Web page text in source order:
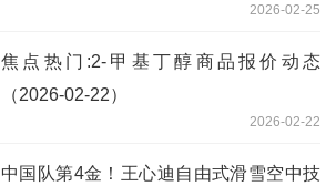
2026-02-25
焦点热门:2-甲基丁醇商品报价动态
（2026-02-22）
2026-02-22
中国队第4金！王心迪自由式滑雪空中技